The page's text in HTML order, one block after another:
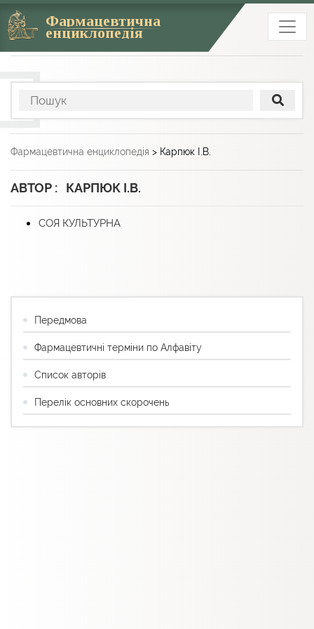
Фармацевтична
енциклопедія
Фармацевтична енциклопедія > Карпюк І.В.
АВТОР : КАРПЮК І.В.
СОЯ КУЛЬТУРНА
Передмова
Фармацевтичні терміни по Алфавіту
Список авторів
Перелік основних скорочень